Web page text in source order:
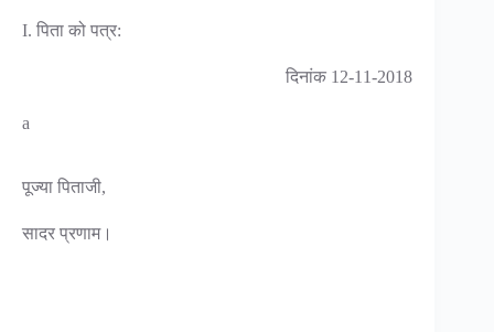
I. पिता को पत्र:
दिनांक 12-11-2018
a
पूज्या पिताजी,
सादर प्रणाम।